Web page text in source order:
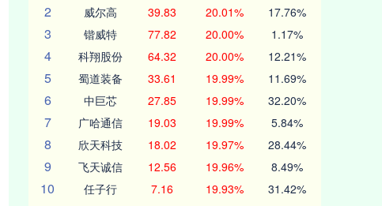
2 威尔高 39.83 20.01% 17.76%
3 锴威特 77.82 20.00% 1.17%
4 科翔股份 64.32 20.00% 12.21%
5 蜀道装备 33.61 19.99% 11.69%
6 中巨芯 27.85 19.99% 32.20%
7 广哈通信 19.03 19.99% 5.84%
8 欣天科技 18.02 19.97% 28.44%
9 飞天诚信 12.56 19.96% 8.49%
10 任子行 7.16 19.93% 31.42%